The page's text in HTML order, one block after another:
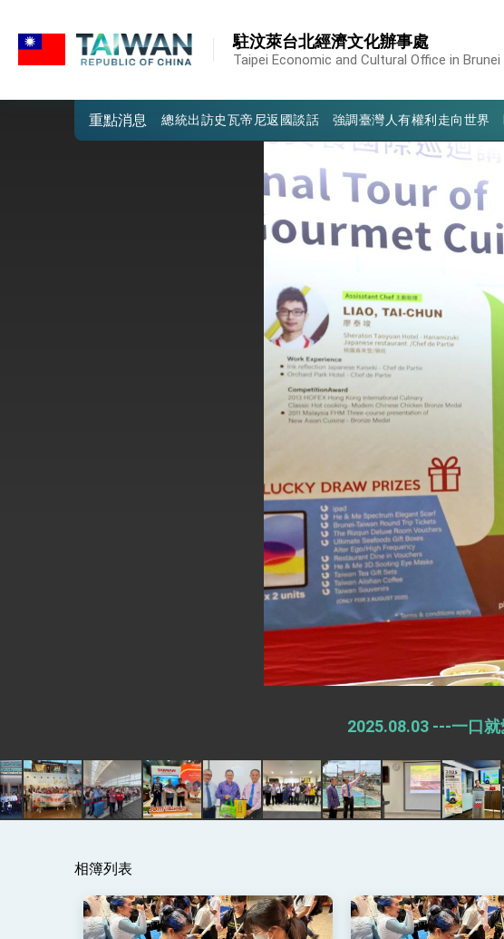
駐汶萊台北經濟文化辦事處
Taipei Economic and Cultural Office in
重點消息
第一屆亞太在宅醫療大會開幕 總統盼分享臺灣經驗為亞太
總統出訪史瓦帝尼返國談話 強調臺灣人有權利走向世界
堅定走向世界 賴總統抵達史瓦帝尼王國進行國是訪問
總統與五院院長新春茶敘 盼化分歧為團結、為國家邁出合
總統農曆春節談話
台美貿易協議完成簽署達成6大目標、創5大歷史性突破
臺美簽署「對等貿易協定」確立對等關稅15%且不疊加 我
總統接受「法新社」（AFP）專訪內容
外交部長林佳龍於《外交事務》撰文指出：自由世界 需要
總統主持「台美經濟繁榮夥伴對話」記者會 說明臺美合
外交部長林佳龍接受印尼「時代雜誌」專訪，闡述印太安
副總統接見美參議員蓋耶哥 強調美國是臺灣重要合作夥伴
外交部長林佳龍午宴歡迎美國聯邦參議員蓋耶哥訪問團
外交部長林佳龍接見美國智庫「德國馬歇爾基金會」訪問
臺美經貿談判獲階段性成果 卓揆期勉爭取時間完成「臺美
卓揆：臺美關稅談判階段性結果有助臺灣取得有利戰略地
外交部與數位發展部攜手合作，整合台灣雄厚數位實力，
外交部長林佳龍主持第35次「參與亞太經濟合作策略小組
民調顯示多數國人滿意政府外交表現，高度支持「總合外
總統以「韌性之島，希望之光」為題發表2026新 年談話
總統發表執政周年談話 盼面對未來挑戰 堅持團結 迎
2025.08.03 ---一口
相簿列表